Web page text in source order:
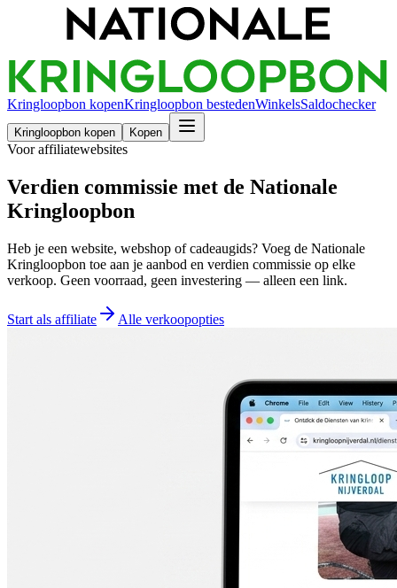
Kringloopbon kopenKringloopbon bestedenWinkelsSaldochecker
Kringloopbon kopen Kopen
Voor affiliatewebsites
Verdien commissie met de Nationale
Kringloopbon
Heb je een website, webshop of cadeaugids? Voeg de Nationale
Kringloopbon toe aan je aanbod en verdien commissie op elke
verkoop. Geen voorraad, geen investering — alleen een link.
Start als affiliate Alle verkoopopties